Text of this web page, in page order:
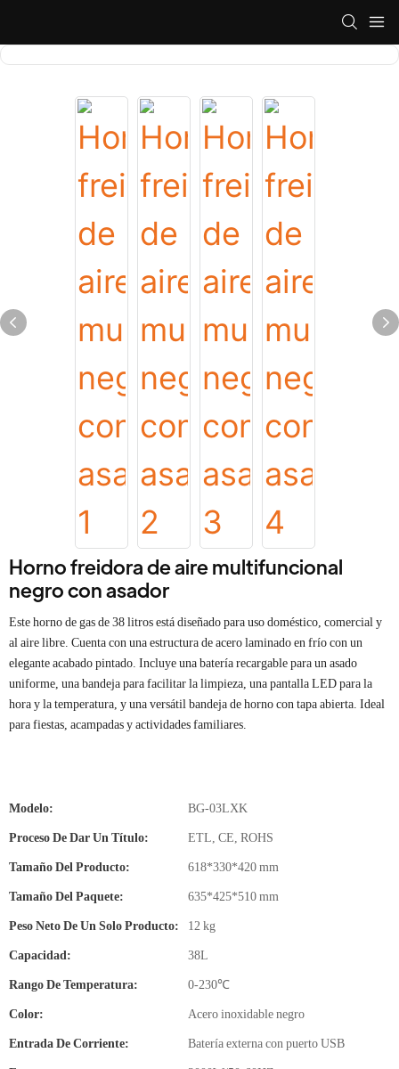
Horno freidora de aire multifuncional
negro con asador
Este horno de gas de 38 litros está diseñado para uso doméstico, comercial y
al aire libre. Cuenta con una estructura de acero laminado en frío con un
elegante acabado pintado. Incluye una batería recargable para un asado
uniforme, una bandeja para facilitar la limpieza, una pantalla LED para la
hora y la temperatura, y una versátil bandeja de horno con tapa abierta. Ideal
para fiestas, acampadas y actividades familiares.
Modelo: BG-03LXK
Proceso De Dar Un Título: ETL, CE, ROHS
Tamaño Del Producto: 618*330*420 mm
Tamaño Del Paquete: 635*425*510 mm
Peso Neto De Un Solo Producto: 12 kg
Capacidad: 38L
Rango De Temperatura: 0-230℃
Color: Acero inoxidable negro
Entrada De Corriente: Batería externa con puerto USB